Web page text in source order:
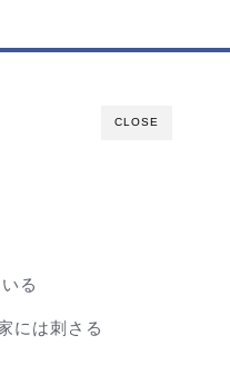
CLOSE
る
には刺さる